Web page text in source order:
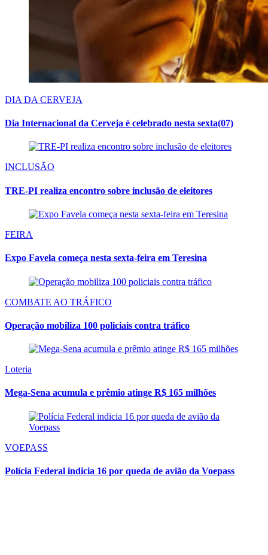
DIA DA CERVEJA
Dia Internacional da Cerveja é celebrado nesta sexta(07)
INCLUSÃO
TRE-PI realiza encontro sobre inclusão de eleitores
FEIRA
Expo Favela começa nesta sexta-feira em Teresina
COMBATE AO TRÁFICO
Operação mobiliza 100 policiais contra tráfico
Loteria
Mega-Sena acumula e prêmio atinge R$ 165 milhões
VOEPASS
Polícia Federal indicia 16 por queda de avião da Voepass